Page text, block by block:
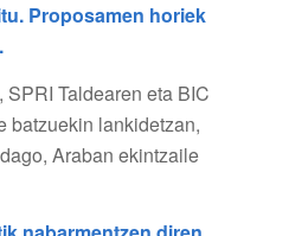
Proposamen horiek
Taldearen eta BIC
batzuekin lankidetzan,
Araban ekintzaile